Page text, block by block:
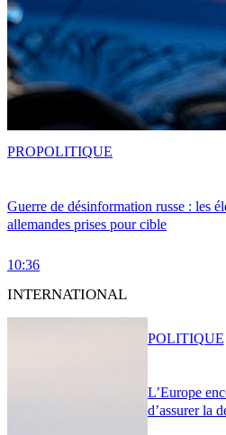
Guerre de désinformation russe : les
allemandes prises pour cible
10:36
PROPOLITIQUE
INTERNATIONAL
L’Europe
d’assurer la
POLITIQUE